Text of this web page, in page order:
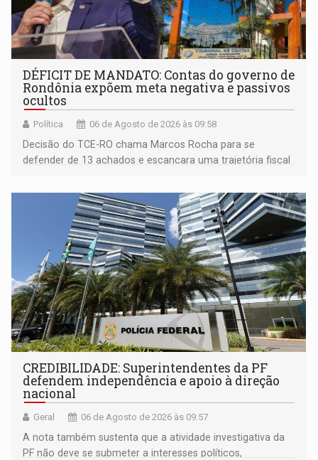
DÉFICIT DE MANDATO: Contas do governo de
Rondônia expõem meta negativa e passivos
ocultos
Política 06 de Agosto de 2026 às 09:58
Decisão do TCE-RO chama Marcos Rocha para se
defender de 13 achados e escancara uma trajetória fiscal
mandato
CREDIBILIDADE: Superintendentes da PF
defendem independência e apoio à direção
nacional
Geral 06 de Agosto de 2026 às 09:57
A nota também sustenta que a atividade investigativa da
PF não deve se submeter a interesses políticos,